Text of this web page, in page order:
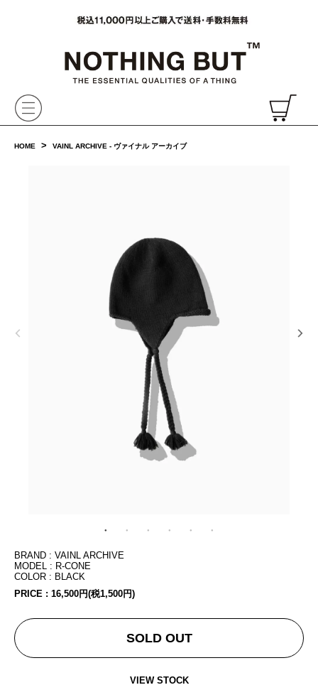
HOME > VAINL ARCHIVE - ヴァイナル アーカイブ
BRAND : VAINL ARCHIVE
MODEL : R-CONE
COLOR : BLACK
PRICE : 16,500円(税1,500円)
SOLD OUT
VIEW STOCK